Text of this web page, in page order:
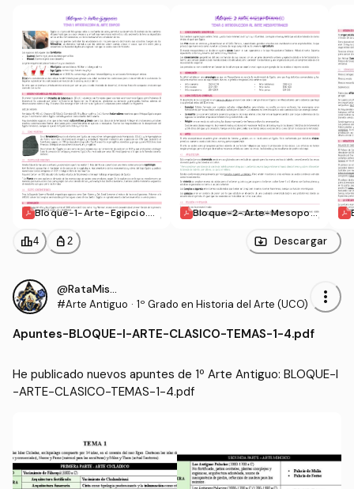
Bloque-1-Arte-Egipcio.pd
Bloque-2-Arte-Mesopot
leaderboard4 personal_bag 2 Descargar
@RataMiserable
#Arte Antiguo · 1º Grado en Historia del Arte (UCO) more_vert
Apuntes-BLOQUE-I-ARTE-CLASICO-TEMAS-1-4.pdf
He publicado nuevos apuntes de 1º Arte Antiguo: BLOQUE-I
-ARTE-CLASICO-TEMAS-1-4.pdf